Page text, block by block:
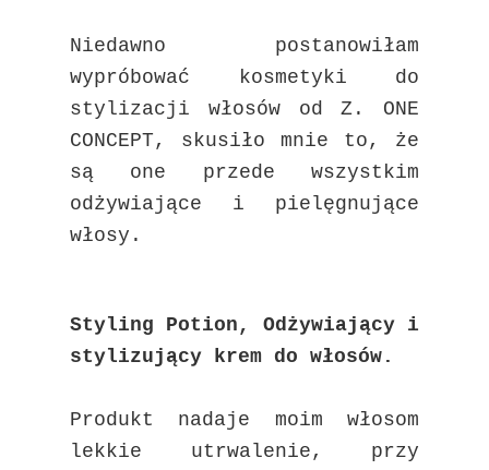
Niedawno postanowiłam
wypróbować kosmetyki do
stylizacji włosów od Z. ONE
CONCEPT, skusiło mnie to, że
są one przede wszystkim
odżywiające i pielęgnujące
włosy.
Styling Potion, Odżywiający i
stylizujący krem do włosów.
Produkt nadaje moim włosom
lekkie utrwalenie, przy